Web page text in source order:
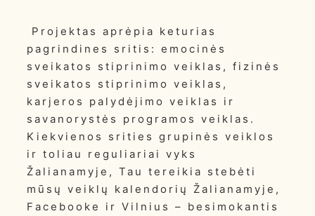
Projektas aprėpia keturias
pagrindines sritis: emocinės
sveikatos stiprinimo veiklas, fizinės
sveikatos stiprinimo veiklas,
karjeros palydėjimo veiklas ir
savanorystės programos veiklas.
Kiekvienos srities grupinės veiklos
ir toliau reguliariai vyks
Žalianamyje, Tau tereikia stebėti
mūsų veiklų kalendorių Žalianamyje,
Facebooke ir Vilnius – besimokantis